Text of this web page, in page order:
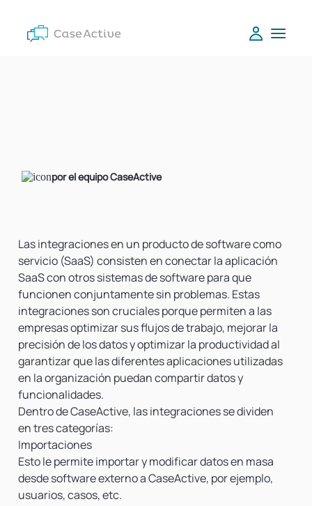
por el equipo CaseActive
Las integraciones en un producto de software como
servicio (SaaS) consisten en conectar la aplicación
SaaS con otros sistemas de software para que
funcionen conjuntamente sin problemas. Estas
integraciones son cruciales porque permiten a las
empresas optimizar sus flujos de trabajo, mejorar la
precisión de los datos y optimizar la productividad al
garantizar que las diferentes aplicaciones utilizadas
en la organización puedan compartir datos y
funcionalidades.
Dentro de CaseActive, las integraciones se dividen
en tres categorías:
Importaciones
Esto le permite importar y modificar datos en masa
desde software externo a CaseActive, por ejemplo,
usuarios, casos, etc.